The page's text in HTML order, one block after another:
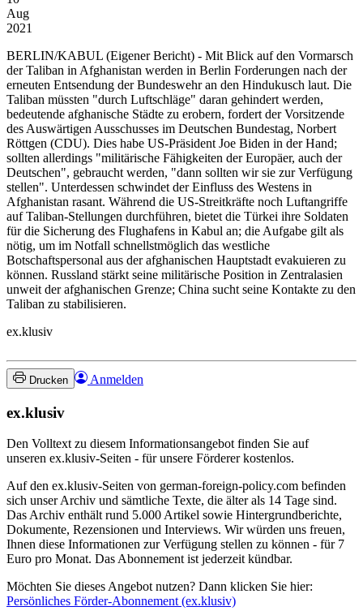
Aug
2021
BERLIN/KABUL (Eigener Bericht) - Mit Blick auf den Vormarsch
der Taliban in Afghanistan werden in Berlin Forderungen nach der
erneuten Entsendung der Bundeswehr an den Hindukusch laut. Die
Taliban müssten "durch Luftschläge" daran gehindert werden,
bedeutende afghanische Städte zu erobern, fordert der Vorsitzende
des Auswärtigen Ausschusses im Deutschen Bundestag, Norbert
Röttgen (CDU). Dies habe US-Präsident Joe Biden in der Hand;
sollten allerdings "militärische Fähigkeiten der Europäer, auch der
Deutschen", gebraucht werden, "dann sollten wir sie zur Verfügung
stellen". Unterdessen schwindet der Einfluss des Westens in
Afghanistan rasant. Während die US-Streitkräfte noch Luftangriffe
auf Taliban-Stellungen durchführen, bietet die Türkei ihre Soldaten
für die Sicherung des Flughafens in Kabul an; die Aufgabe gilt als
nötig, um im Notfall schnellstmöglich das westliche
Botschaftspersonal aus der afghanischen Hauptstadt evakuieren zu
können. Russland stärkt seine militärische Position in Zentralasien
unweit der afghanischen Grenze; China sucht seine Kontakte zu den
Taliban zu stabilisieren.
ex.klusiv
Drucken Anmelden
ex.klusiv
Den Volltext zu diesem Informationsangebot finden Sie auf
unseren ex.klusiv-Seiten - für unsere Förderer kostenlos.
Auf den ex.klusiv-Seiten von german-foreign-policy.com befinden
sich unser Archiv und sämtliche Texte, die älter als 14 Tage sind.
Das Archiv enthält rund 5.000 Artikel sowie Hintergrundberichte,
Dokumente, Rezensionen und Interviews. Wir würden uns freuen,
Ihnen diese Informationen zur Verfügung stellen zu können - für 7
Euro pro Monat. Das Abonnement ist jederzeit kündbar.
Möchten Sie dieses Angebot nutzen? Dann klicken Sie hier:
Persönliches Förder-Abonnement (ex.klusiv)